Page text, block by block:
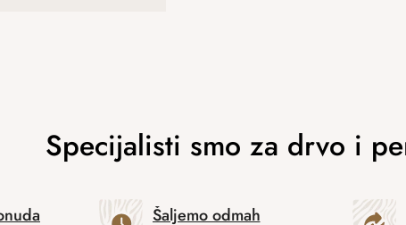
Šaljemo odmah